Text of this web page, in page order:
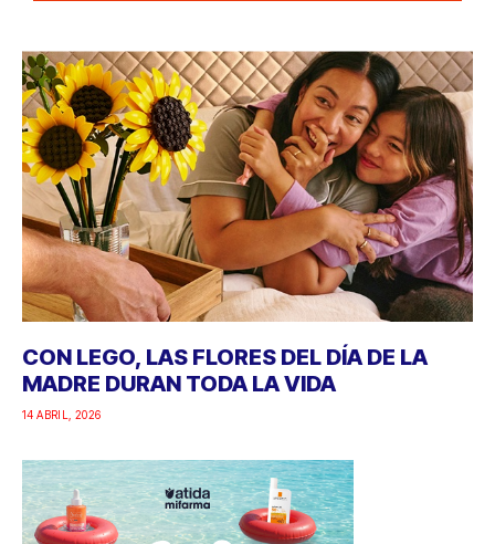
CON LEGO, LAS FLORES DEL DÍA DE LA
MADRE DURAN TODA LA VIDA
14 ABRIL, 2026